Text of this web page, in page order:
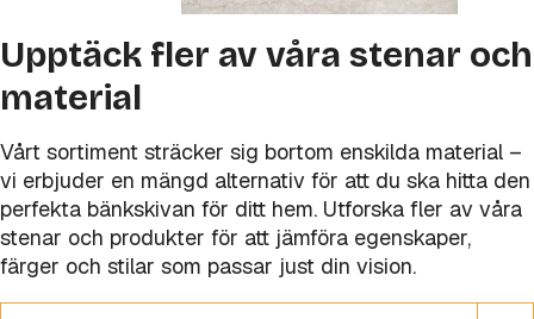
Upptäck fler av våra stenar och
material
Vårt sortiment sträcker sig bortom enskilda material –
vi erbjuder en mängd alternativ för att du ska hitta den
perfekta bänkskivan för ditt hem. Utforska fler av våra
stenar och produkter för att jämföra egenskaper,
färger och stilar som passar just din vision.